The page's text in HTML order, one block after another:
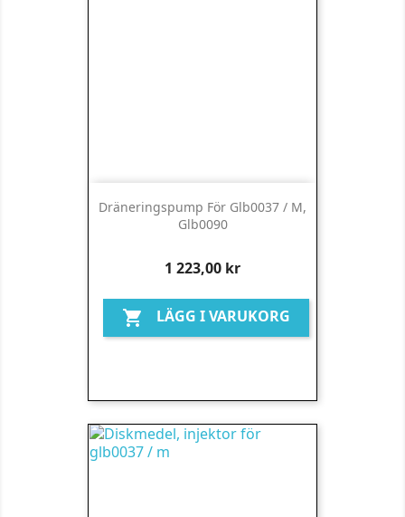
Dräneringspump För Glb0037 / M,
Glb0090
Pris
1 223,00 kr
 LÄGG I VARUKORG